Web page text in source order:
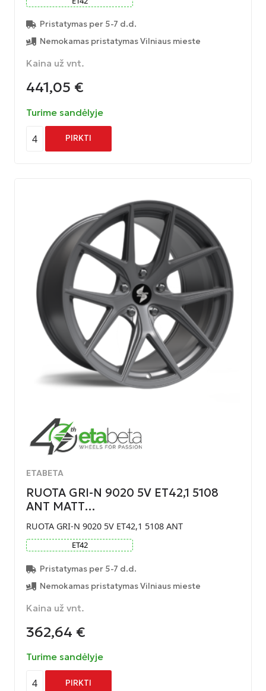
Pristatymas per 5-7 d.d.
Nemokamas pristatymas Vilniaus mieste
Kaina už vnt.
441,05 €
Turime sandėlyje
4 PIRKTI
ETABETA
RUOTA GRI-N 9020 5V ET42,1 5108
ANT MATT…
RUOTA GRI-N 9020 5V ET42,1 5108 ANT
ET42
Pristatymas per 5-7 d.d.
Nemokamas pristatymas Vilniaus mieste
Kaina už vnt.
362,64 €
Turime sandėlyje
4 PIRKTI